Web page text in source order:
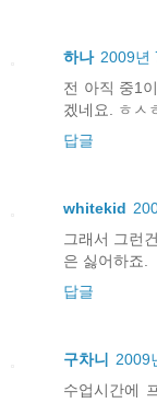
하나 2009년
전 아직 중1
겠네요. ㅎㅅ
답글
whitekid
그래서 그런
은 싫어하죠.
답글
구차니
2009
수업시간에